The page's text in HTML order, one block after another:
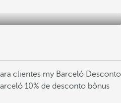
clientes my Barceló Desconto
10% de desconto bônus